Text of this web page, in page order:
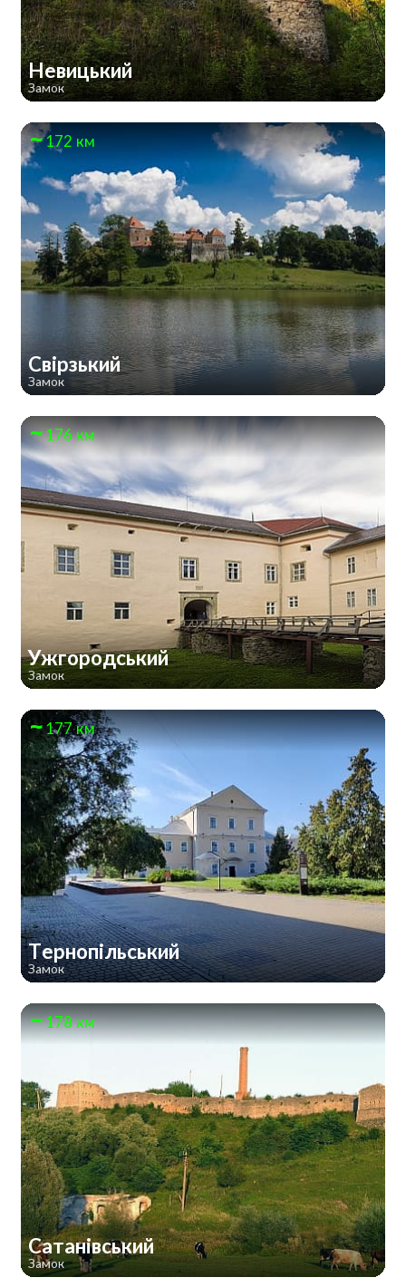
Невицький
Замок
172 км
Свірзький
Замок
176 км
Ужгородський
Замок
177 км
Тернопільський
Замок
178 км
Сатанівський
Замок